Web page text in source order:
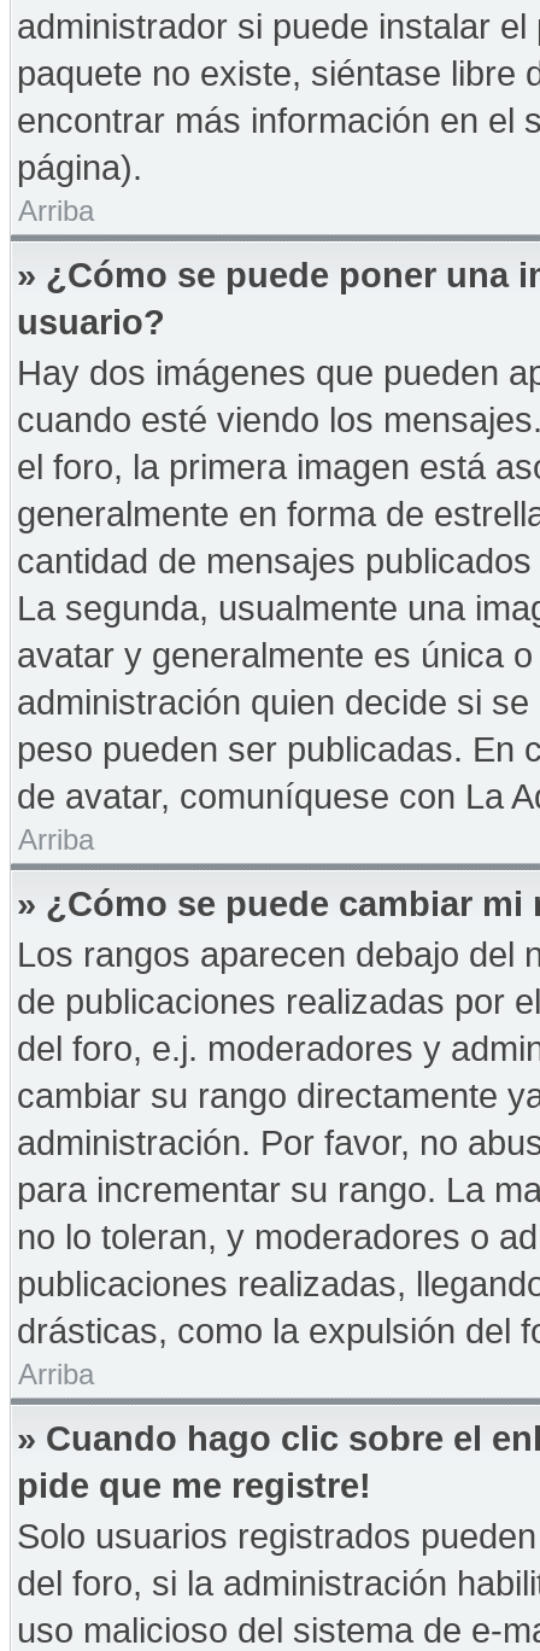
administrador si puede instalar
paquete no existe, siéntase libre
encontrar más información en el
página).
Arriba
» ¿Cómo se puede poner una
usuario?
Hay dos imágenes que pueden
cuando esté viendo los
el foro, la primera imagen está
generalmente en forma de
cantidad de mensajes
La segunda, usualmente una
avatar y generalmente es única
administración quien decide si
peso pueden ser publicadas. En
de avatar, comuníquese con La
Arriba
» ¿Cómo se puede cambiar mi
Los rangos aparecen debajo del
de publicaciones realizadas por
del foro, e.j. moderadores y
cambiar su rango directamente
administración. Por favor, no
para incrementar su rango. La
no lo toleran, y moderadores o
publicaciones realizadas,
drásticas, como la expulsión del
Arriba
» Cuando hago clic sobre el
pide que me registre!
Solo usuarios registrados
del foro, si la administración
uso malicioso del sistema de e-